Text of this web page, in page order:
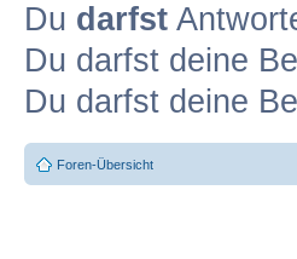
Du darfst
Du darfst deine
Du darfst deine
Foren-Übersicht